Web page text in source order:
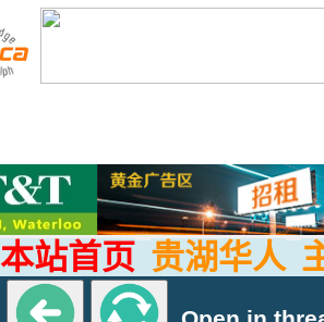
本站首页 贵湖华人